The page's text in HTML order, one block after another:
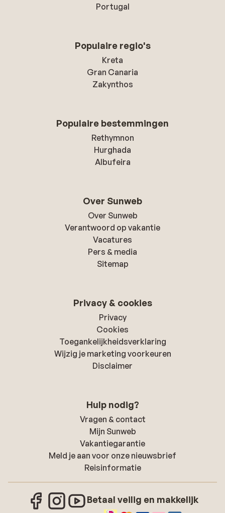
Portugal
Populaire regio's
Kreta
Gran Canaria
Zakynthos
Populaire bestemmingen
Rethymnon
Hurghada
Albufeira
Over Sunweb
Over Sunweb
Verantwoord op vakantie
Vacatures
Pers & media
Sitemap
Privacy & cookies
Privacy
Cookies
Toegankelijkheidsverklaring
Wijzig je marketing voorkeuren
Disclaimer
Hulp nodig?
Vragen & contact
Mijn Sunweb
Vakantiegarantie
Meld je aan voor onze nieuwsbrief
Reisinformatie
Betaal veilig en makkelijk